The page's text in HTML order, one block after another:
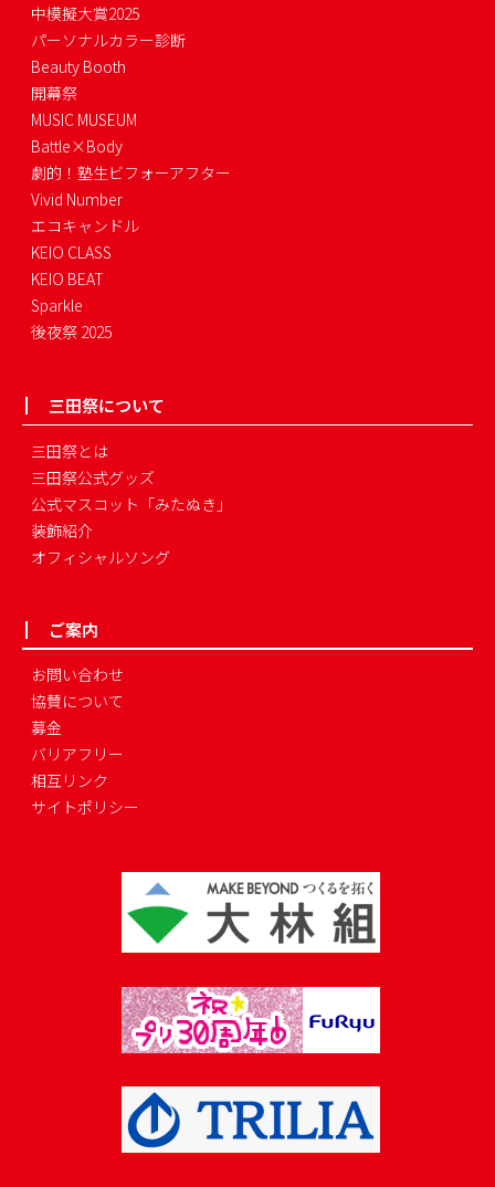
中模擬大賞2025
パーソナルカラー診断
Beauty Booth
開幕祭
MUSIC MUSEUM
Battle×Body
劇的！塾生ビフォーアフター
Vivid Number
エコキャンドル
KEIO CLASS
KEIO BEAT
Sparkle
後夜祭 2025
三田祭について
三田祭とは
三田祭公式グッズ
公式マスコット「みたぬき」
装飾紹介
オフィシャルソング
ご案内
お問い合わせ
協賛について
募金
バリアフリー
相互リンク
サイトポリシー